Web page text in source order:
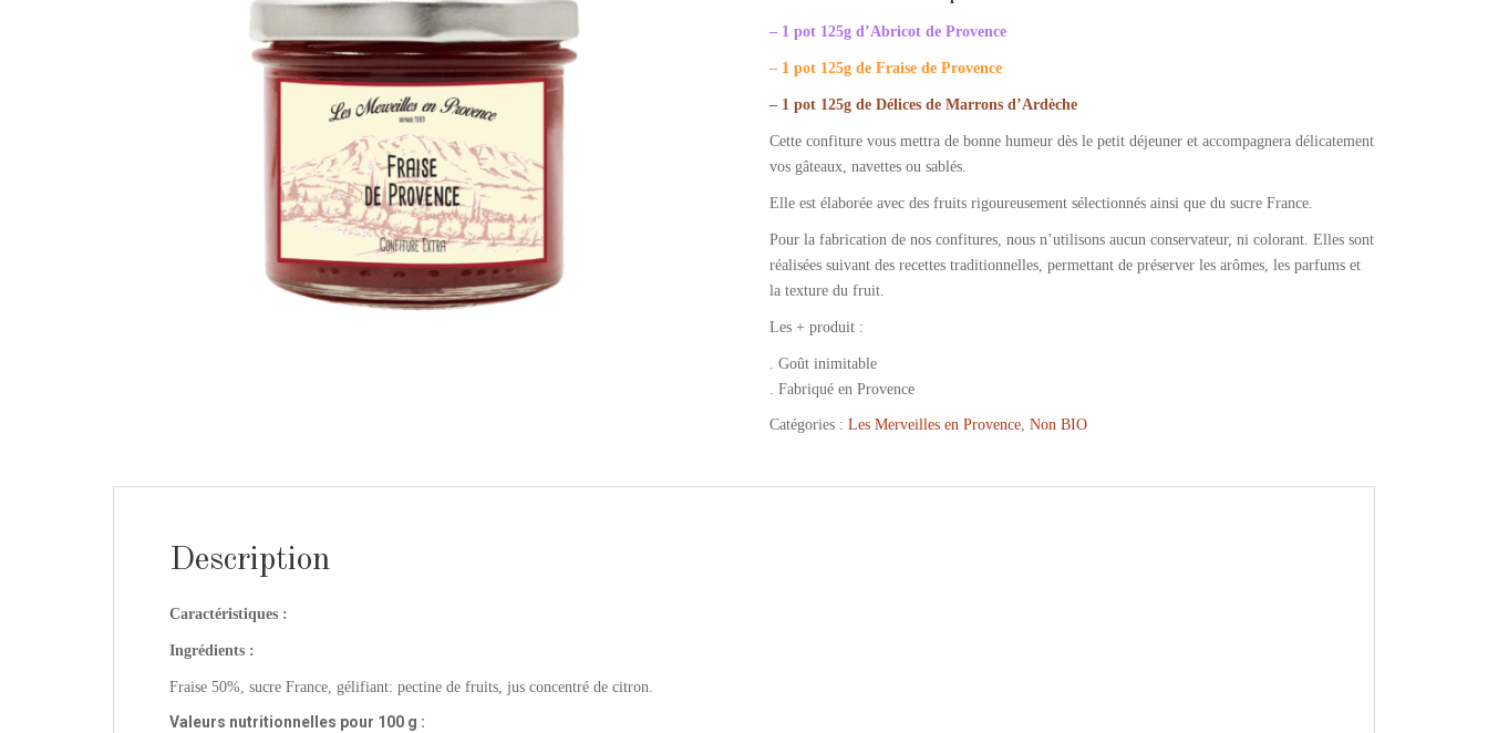
– 1 pot 125g d’Abricot de Provence
– 1 pot 125g de Fraise de Provence
– 1 pot 125g de Délices de Marrons d’Ardèche
Cette confiture vous mettra de bonne humeur dès le petit déjeuner et accompagnera délicatement
vos gâteaux, navettes ou sablés.
Elle est élaborée avec des fruits rigoureusement sélectionnés ainsi que du sucre France.
Pour la fabrication de nos confitures, nous n’utilisons aucun conservateur, ni colorant. Elles sont
réalisées suivant des recettes traditionnelles, permettant de préserver les arômes, les parfums et
la texture du fruit.
Les + produit :
. Goût inimitable
. Fabriqué en Provence
Catégories : Les Merveilles en Provence, Non BIO
Description
Caractéristiques :
Ingrédients :
Fraise 50%, sucre France, gélifiant: pectine de fruits, jus concentré de citron.
Valeurs nutritionnelles pour 100 g :